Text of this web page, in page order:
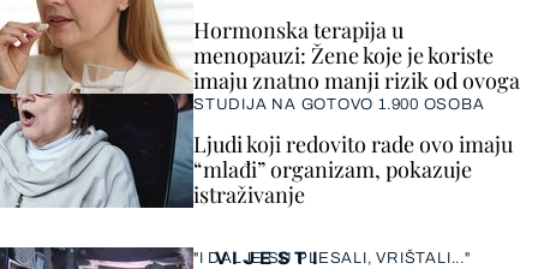
VIJESTI
"I DALJE SU PLESALI, VRIŠTALI..."
Hormonska terapija u
menopauzi: Žene koje je koriste
imaju znatno manji rizik od ovoga
STUDIJA NA GOTOVO 1.900 OSOBA
Ljudi koji redovito rade ovo imaju
“mlađi” organizam, pokazuje
istraživanje